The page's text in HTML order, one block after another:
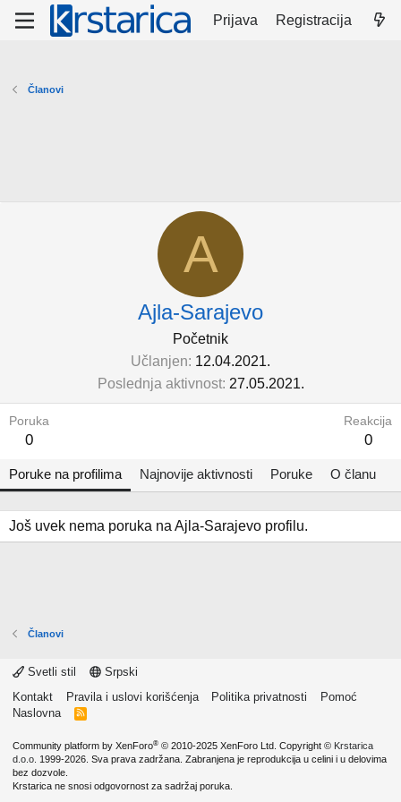
Prijava Registracija
Članovi
A
Ajla-Sarajevo
Početnik
Učlanjen 12.04.2021.
Poslednja aktivnost 27.05.2021.
Poruka
0
Reakcija
0
Poruke na profilima Najnovije aktivnosti Poruke O članu
Još uvek nema poruka na Ajla-Sarajevo profilu.
Članovi
Svetli stil
Srpski
Kontakt
Pravila i uslovi korišćenja Politika privatnosti
Pomoć
Naslovna
R
Community platform by XenForo® © 2010-2025 XenForo Ltd. Copyright © Krstarica
d.o.o. 1999-2026. Sva prava zadržana. Zabranjena je reprodukcija u celini i u delovima
bez dozvole.
Krstarica ne snosi odgovornost za sadržaj poruka.